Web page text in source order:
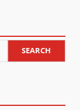
SEARCH